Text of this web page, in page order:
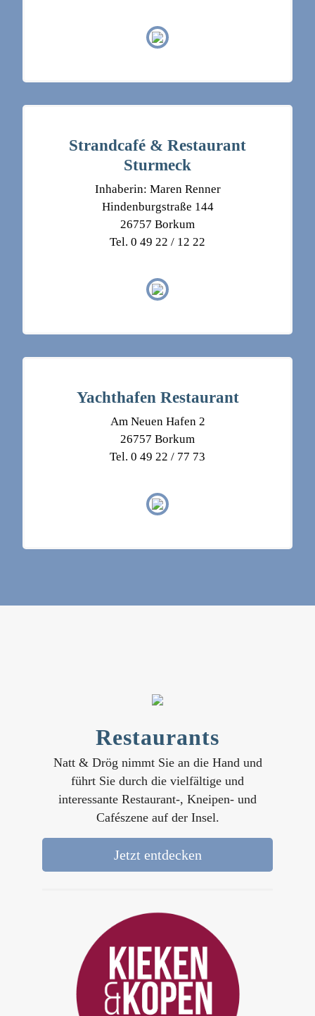
Strandcafé & Restaurant
Sturmeck
Inhaberin: Maren Renner
Hindenburgstraße 144
26757 Borkum
Tel. 0 49 22 / 12 22
Yachthafen Restaurant
Am Neuen Hafen 2
26757 Borkum
Tel. 0 49 22 / 77 73
Restaurants
Natt & Drög nimmt Sie an die Hand und
führt Sie durch die vielfältige und
interessante Restaurant-, Kneipen- und
Cafészene auf der Insel.
Jetzt entdecken